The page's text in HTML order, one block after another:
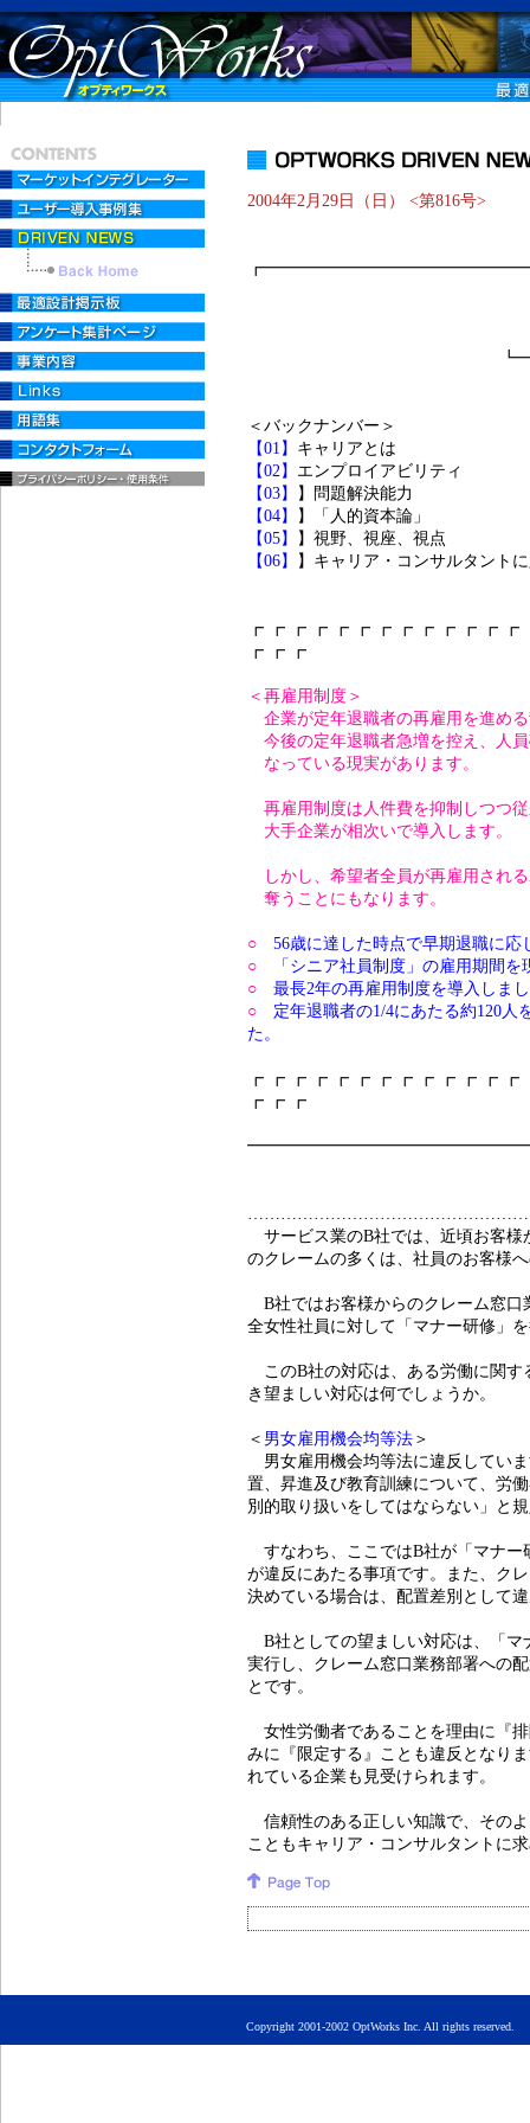
2004年2月29日（日） <第816号>
＜バックナンバー＞
【01】 キャリアとは
【02】 エンプロイアビリティ
【03】
】問題解決能力
【04】
】「人的資本論」
【05】
】視野、視座、視点
【06】
】キャリア・コンサルタント
┏ ┏ ┏ ┏ ┏ ┏ ┏ ┏ ┏ ┏ ┏ ┏
┏ ┏ ┏
＜再雇用制度＞
企業が定年退職者の再雇用を進め
今後の定年退職者急増を控え、人
なっている現実があります。
再雇用制度は人件費を抑制しつつ
大手企業が相次いで導入します。
しかし、希望者全員が再雇用され
奪うことにもなります。
○ 56歳に達した時点で早期退職に
○
「シニア社員制度」の雇用期間
○ 最長2年の再雇用制度を導入しま
○ 定年退職者の1/4にあたる約120人
た。
┏ ┏ ┏ ┏ ┏ ┏ ┏ ┏ ┏ ┏ ┏ ┏
┏ ┏ ┏
サービス業のB社では、近頃お客様
のクレームの多くは、社員のお客様
B社ではお客様からのクレーム窓口
全女性社員に対して「マナー研修」
このB社の対応は、ある労働に関す
き望ましい対応は何でしょうか。
＜ 男女雇用機会均等法＞
男女雇用機会均等法に違反してい
置、昇進及び教育訓練について、労
別的取り扱いをしてはならない」と
すなわち、ここではB社が「マナー
が違反にあたる事項です。また、ク
決めている場合は、配置差別として
B社としての望ましい対応は、「マ
実行し、クレーム窓口業務部署への
とです。
女性労働者であることを理由に『
みに『限定する』ことも違反となり
れている企業も見受けられます。
信頼性のある正しい知識で、その
こともキャリア・コンサルタントに
Copyright 2001-2002 OptWorks Inc. All rights